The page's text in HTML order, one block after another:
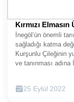
Kırmızı Elmasın
İnegöl’ün önemli
sağladığı katma
Kurşunlu Çileğinin
ve tanınması
ayına kadar süren
25 Eylül 2022